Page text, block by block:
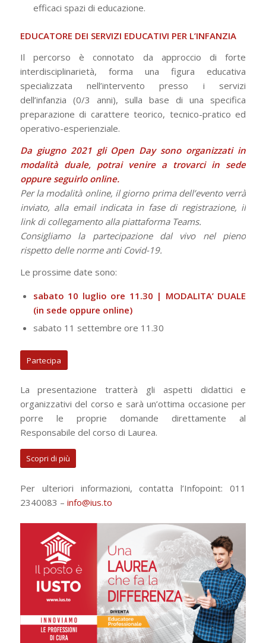
efficaci spazi di educazione.
EDUCATORE DEI SERVIZI EDUCATIVI PER L’INFANZIA
Il percorso è connotato da approccio di forte
interdisciplinarietà, forma una figura educativa
specializzata nell’intervento presso i servizi
dell’infanzia (0/3 anni), sulla base di una specifica
preparazione di carattere teo­rico, tecnico-pratico ed
operativo-esperienziale.
Da giugno 2021 gli Open Day sono organizzati in
modalità duale, potrai venire a trovarci in sede
oppure seguirlo online.
Per la modalità online, il giorno prima dell’evento verrà
inviato, alla email indicata in fase di registrazione, il
link di collegamento alla piattaforma Teams.
Consigliamo la partecipazione dal vivo nel pieno
rispetto delle norme anti Covid-19.
Le prossime date sono:
sabato 10 luglio ore 11.30 | MODALITA’ DUALE
(in sede oppure online)
sabato 11 settembre ore 11.30
Partecipa
La presentazione tratterà gli aspetti didattici e
organizzativi del corso e sarà un’ottima occasione per
porre le proprie domande direttamente al
Responsabile del corso di Laurea.
Scopri di più
Per ulteriori informazioni, contatta l’Infopoint: 011
2340083 – info@ius.to